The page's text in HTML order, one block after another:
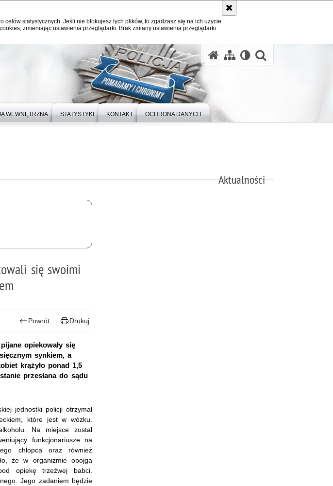
statystycznych. Jeśli nie blokujesz tych plików, to zgadzasz się na ich użycie
zmieniając ustawienia przeglądarki. Brak zmiany ustawienia przeglądarki
WEWNĘTRZNA STATYSTYKI KONTAKT OCHRONA DANYCH
Aktualności
się swoimi
Powrót Drukuj
opiekowały się
synkiem, a
krążyło ponad 1,5
przesłana do sądu
jednostki policji otrzymał
które jest w wózku.
Na miejsce został
funkcjonariusze na
chłopca oraz również
że w organizmie obojga
opiekę trzeźwej babci.
Jego zadaniem będzie